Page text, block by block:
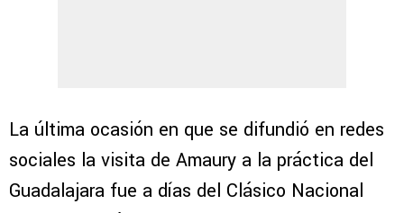
La última ocasión en que se difundió en redes
sociales la visita de Amaury a la práctica del
Guadalajara fue a días del Clásico Nacional